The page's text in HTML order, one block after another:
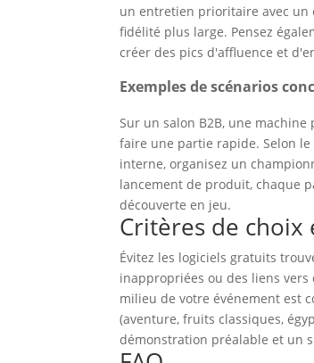
un entretien prioritaire avec un
fidélité plus large. Pensez
créer des pics d'affluence et
Exemples de scénarios
Sur un salon B2B, une
faire une partie rapide. Selon
interne, organisez un
lancement de produit, chaque
découverte en jeu.
Critères de choix
Évitez les logiciels gratuits
inappropriées ou des liens
milieu de votre événement est
(aventure, fruits classiques,
démonstration préalable et un